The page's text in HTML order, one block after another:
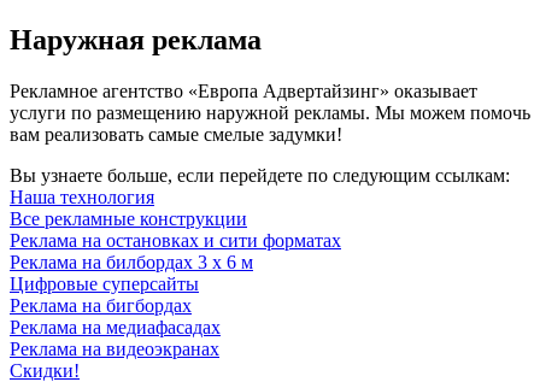
Наружная реклама
Рекламное агентство «Европа Адвертайзинг» оказывает
услуги по размещению наружной рекламы. Мы можем помочь
вам реализовать самые смелые задумки!
Вы узнаете больше, если перейдете по следующим ссылкам:
Наша технология
Все рекламные конструкции
Реклама на остановках и сити форматах
Реклама на билбордах 3 х 6 м
Цифровые суперсайты
Реклама на бигбордах
Реклама на медиафасадах
Реклама на видеоэкранах
Скидки!